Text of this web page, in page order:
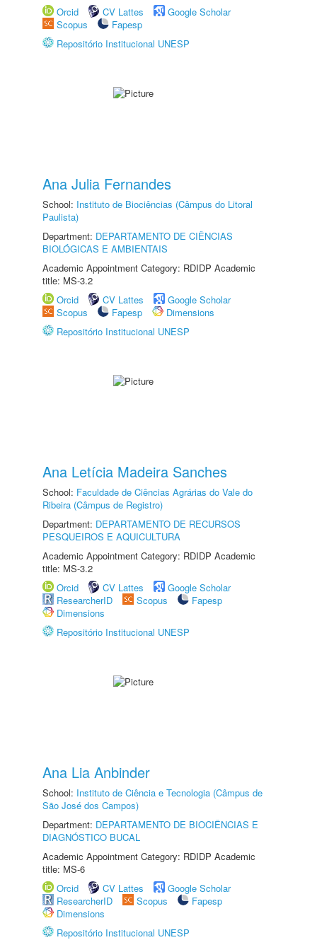
Orcid
CV Lattes
Google Scholar
Scopus
Fapesp
Repositório Institucional UNESP
Ana Julia Fernandes
School: Instituto de Biociências (Câmpus do Litoral
Paulista)
Department: DEPARTAMENTO DE CIÊNCIAS
BIOLÓGICAS E AMBIENTAIS
Academic Appointment Category: RDIDP Academic
title: MS-3.2
Orcid
CV Lattes
Google Scholar
Scopus
Fapesp
Dimensions
Repositório Institucional UNESP
Ana Letícia Madeira Sanches
School: Faculdade de Ciências Agrárias do Vale do
Ribeira (Câmpus de Registro)
Department: DEPARTAMENTO DE RECURSOS
PESQUEIROS E AQUICULTURA
Academic Appointment Category: RDIDP Academic
title: MS-3.2
Orcid
CV Lattes
Google Scholar
ResearcherID
Scopus
Fapesp
Dimensions
Repositório Institucional UNESP
Ana Lia Anbinder
School: Instituto de Ciência e Tecnologia (Câmpus de
São José dos Campos)
Department: DEPARTAMENTO DE BIOCIÊNCIAS E
DIAGNÓSTICO BUCAL
Academic Appointment Category: RDIDP Academic
title: MS-6
Orcid
CV Lattes
Google Scholar
ResearcherID
Scopus
Fapesp
Dimensions
Repositório Institucional UNESP